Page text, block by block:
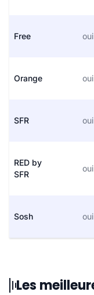
Free oui
Orange oui
SFR oui
RED by
SFR
oui
Sosh oui
Les